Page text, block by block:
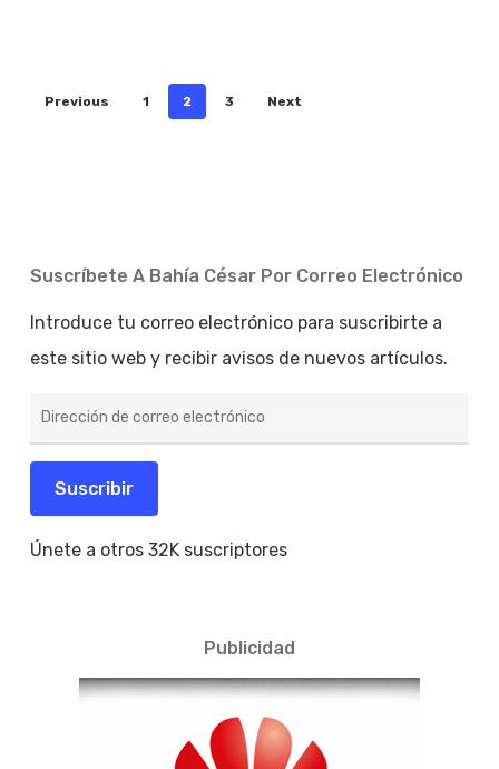
Previous 1 2 3 Next
Suscríbete A Bahía César Por Correo Electrónico
Introduce tu correo electrónico para suscribirte a
este sitio web y recibir avisos de nuevos artículos.
de
electrónico
Suscribir
Únete a otros 32K suscriptores
Publicidad